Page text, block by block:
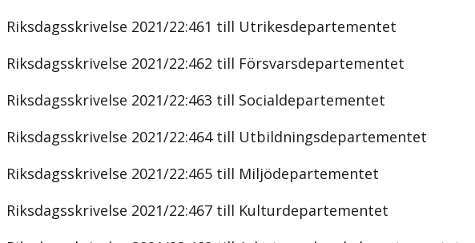
Riksdagsskrivelse 2021/22:461 till Utrikesdepartementet
Riksdagsskrivelse 2021/22:462 till Försvarsdepartementet
Riksdagsskrivelse 2021/22:463 till Socialdepartementet
Riksdagsskrivelse 2021/22:464 till Utbildningsdepartementet
Riksdagsskrivelse 2021/22:465 till Miljödepartementet
Riksdagsskrivelse 2021/22:467 till Kulturdepartementet